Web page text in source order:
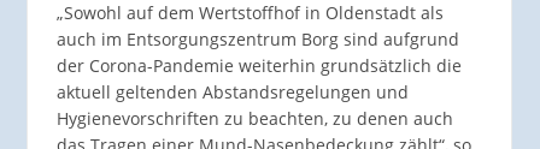
„Sowohl auf dem Wertstoffhof in Oldenstadt als
auch im Entsorgungszentrum Borg sind aufgrund
der Corona-Pandemie weiterhin grundsätzlich die
aktuell geltenden Abstandsregelungen und
Hygienevorschriften zu beachten, zu denen auch